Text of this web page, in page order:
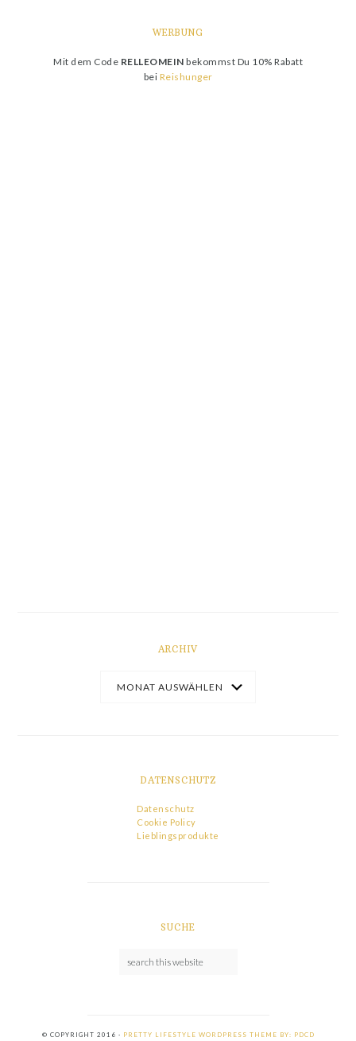
WERBUNG
Mit dem Code RELLEOMEIN bekommst Du 10% Rabatt
bei Reishunger
ARCHIV
DATENSCHUTZ
Datenschutz
Cookie Policy
Lieblingsprodukte
SUCHE
© COPYRIGHT 2016 · PRETTY LIFESTYLE WORDPRESS THEME BY: PDCD